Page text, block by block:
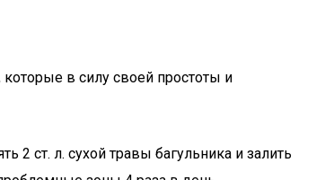
в силу своей простоты и
2 ст. л. сухой травы багульника и залить